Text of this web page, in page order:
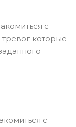
с
которые
с